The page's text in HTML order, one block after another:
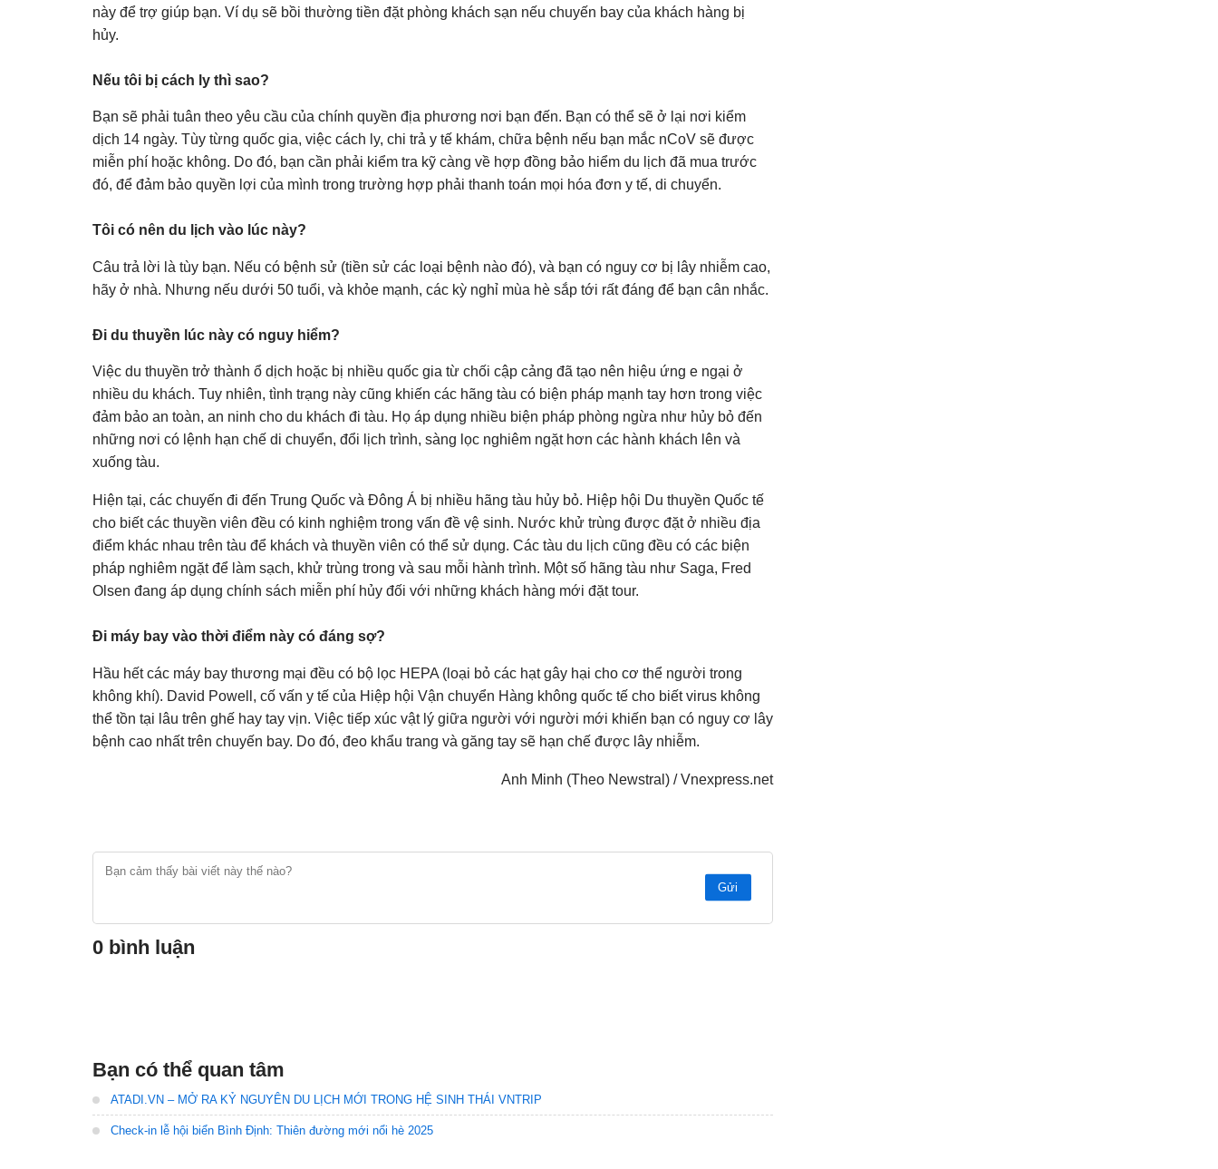
này để trợ giúp bạn. Ví dụ sẽ bồi thường tiền đặt phòng khách sạn nếu chuyến bay của khách hàng bị
hủy.
Nếu tôi bị cách ly thì sao?
Bạn sẽ phải tuân theo yêu cầu của chính quyền địa phương nơi bạn đến. Bạn có thể sẽ ở lại nơi kiểm
dịch 14 ngày. Tùy từng quốc gia, việc cách ly, chi trả y tế khám, chữa bệnh nếu bạn mắc nCoV sẽ được
miễn phí hoặc không. Do đó, bạn cần phải kiểm tra kỹ càng về hợp đồng bảo hiểm du lịch đã mua trước
đó, để đảm bảo quyền lợi của mình trong trường hợp phải thanh toán mọi hóa đơn y tế, di chuyển.
Tôi có nên du lịch vào lúc này?
Câu trả lời là tùy bạn. Nếu có bệnh sử (tiền sử các loại bệnh nào đó), và bạn có nguy cơ bị lây nhiễm cao,
hãy ở nhà. Nhưng nếu dưới 50 tuổi, và khỏe mạnh, các kỳ nghỉ mùa hè sắp tới rất đáng để bạn cân nhắc.
Đi du thuyền lúc này có nguy hiểm?
Việc du thuyền trở thành ổ dịch hoặc bị nhiều quốc gia từ chối cập cảng đã tạo nên hiệu ứng e ngại ở
nhiều du khách. Tuy nhiên, tình trạng này cũng khiến các hãng tàu có biện pháp mạnh tay hơn trong việc
đảm bảo an toàn, an ninh cho du khách đi tàu. Họ áp dụng nhiều biện pháp phòng ngừa như hủy bỏ đến
những nơi có lệnh hạn chế di chuyển, đổi lịch trình, sàng lọc nghiêm ngặt hơn các hành khách lên và
xuống tàu.
Hiện tại, các chuyến đi đến Trung Quốc và Đông Á bị nhiều hãng tàu hủy bỏ. Hiệp hội Du thuyền Quốc tế
cho biết các thuyền viên đều có kinh nghiệm trong vấn đề vệ sinh. Nước khử trùng được đặt ở nhiều địa
điểm khác nhau trên tàu để khách và thuyền viên có thể sử dụng. Các tàu du lịch cũng đều có các biện
pháp nghiêm ngặt để làm sạch, khử trùng trong và sau mỗi hành trình. Một số hãng tàu như Saga, Fred
Olsen đang áp dụng chính sách miễn phí hủy đối với những khách hàng mới đặt tour.
Đi máy bay vào thời điểm này có đáng sợ?
Hầu hết các máy bay thương mại đều có bộ lọc HEPA (loại bỏ các hạt gây hại cho cơ thể người trong
không khí). David Powell, cố vấn y tế của Hiệp hội Vận chuyển Hàng không quốc tế cho biết virus không
thể tồn tại lâu trên ghế hay tay vịn. Việc tiếp xúc vật lý giữa người với người mới khiến bạn có nguy cơ lây
bệnh cao nhất trên chuyến bay. Do đó, đeo khẩu trang và găng tay sẽ hạn chế được lây nhiễm.
Anh Minh (Theo Newstral) / Vnexpress.net
Gửi
0 bình luận
Bạn có thể quan tâm
ATADI.VN – MỞ RA KỶ NGUYÊN DU LỊCH MỚI TRONG HỆ SINH THÁI VNTRIP
Check-in lễ hội biển Bình Định: Thiên đường mới nổi hè 2025